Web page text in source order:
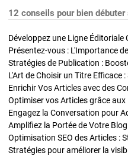
12 conseils pour bien
Développez une Ligne Éditoriale
Présentez-vous : L'Importance
L'Art de Choisir un Titre Efficace
Optimiser vos Articles grâce aux
Engagez la Conversation pour
Amplifiez la Portée de Votre